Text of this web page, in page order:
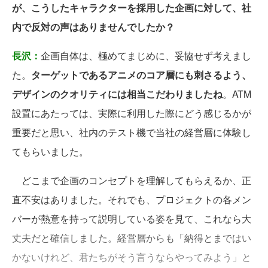
が、こうしたキャラクターを採用した企画に対して、社
内で反対の声はありませんでしたか？
長沢： 企画自体は、極めてまじめに、妥協せず考えまし
た。 ターゲットであるアニメのコア層にも刺さるよう、
デザインのクオリティには相当こだわりましたね。ATM
設置にあたっては、実際に利用した際にどう感じるかが
重要だと思い、社内のテスト機で当社の経営層に体験し
てもらいました。
どこまで企画のコンセプトを理解してもらえるか、正
直不安はありました。それでも、プロジェクトの各メン
バーが熱意を持って説明している姿を見て、これなら大
丈夫だと確信しました。経営層からも「納得とまではい
かないけれど、君たちがそう言うならやってみよう」と